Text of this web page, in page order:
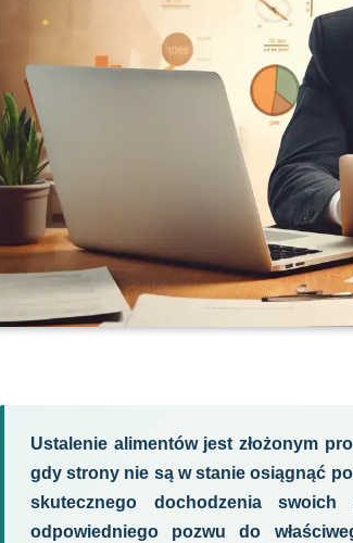
Ustalenie alimentów jest złożonym
gdy strony nie są w stanie osiągnąć
skutecznego dochodzenia
odpowiedniego pozwu do